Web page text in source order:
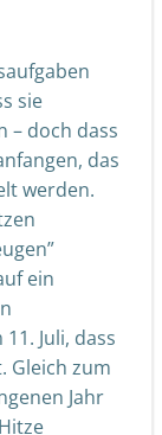
sie
– doch dass
das
werden.
ein
Juli, dass
Gleich zum
Jahr